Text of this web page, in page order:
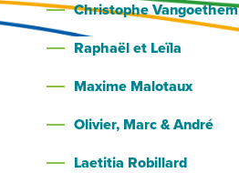
Christophe Vangoethem
Raphaël et Leïla
Maxime Malotaux
Olivier, Marc & André
Laetitia Robillard